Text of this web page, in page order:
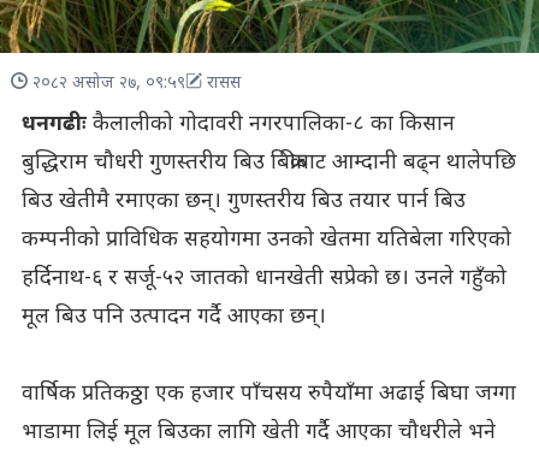
२०८२ असोज २७, ०९:५९ रासस
धनगढीःकैलालीको गोदावरी नगरपालिका-८ का किसान
बुद्धिराम चौधरी गुणस्तरीय बिउ बिक्रीबाट आम्दानी बढ्न थालेपछि
बिउ खेतीमै रमाएका छन्। गुणस्तरीय बिउ तयार पार्न बिउ
कम्पनीको प्राविधिक सहयोगमा उनको खेतमा यतिबेला गरिएको
हर्दिनाथ-६ र सर्जू-५२ जातको धानखेती सप्रेको छ। उनले गहुँको
मूल बिउ पनि उत्पादन गर्दै आएका छन्।
वार्षिक प्रतिकठ्ठा एक हजार पाँचसय रुपैयाँमा अढाई बिघा जग्गा
भाडामा लिई मूल बिउका लागि खेती गर्दै आएका चौधरीले भने